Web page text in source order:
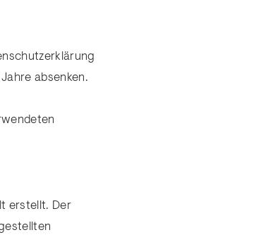
absenken.
erstellt. Der